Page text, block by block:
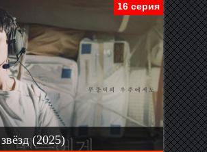
16 серия
(2025)